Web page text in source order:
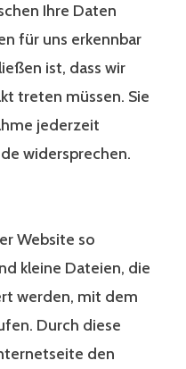
Ihre Daten
für uns erkennbar
ist, dass wir
treten müssen. Sie
jederzeit
widersprechen.
Website so
kleine Dateien, die
werden, mit dem
Durch diese
den